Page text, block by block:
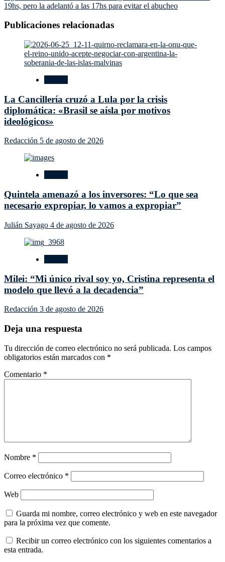
entradas
19hs, pero la adelantó a las 17hs para evitar el abucheo
Publicaciones relacionadas
La Cancillería cruzó a Lula por la crisis
diplomática: «Brasil se aísla por motivos
ideológicos»
Redacción 5 de agosto de 2026
Quintela amenazó a los inversores: “Lo que sea
necesario expropiar, lo vamos a expropiar”
Julián Sayago 4 de agosto de 2026
Milei: “Mi único rival soy yo, Cristina representa el
modelo que llevó a la decadencia”
Redacción 3 de agosto de 2026
Deja una respuesta
Tu dirección de correo electrónico no será publicada. Los campos
obligatorios están marcados con *
Comentario *
Nombre *
Correo electrónico *
Web
Guarda mi nombre, correo electrónico y web en este navegador
para la próxima vez que comente.
Recibir un correo electrónico con los siguientes comentarios a
esta entrada.